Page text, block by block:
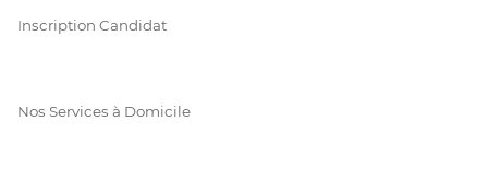
Inscription Candidat
Nos Services à Domicile